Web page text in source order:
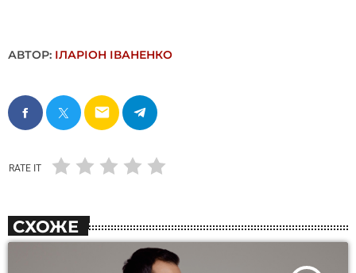
АВТОР: ІЛАРІОН ІВАНЕНКО
email
RATE IT
СХОЖЕ